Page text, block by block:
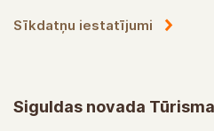
Sīkdatņu iestatījumi
Siguldas novada